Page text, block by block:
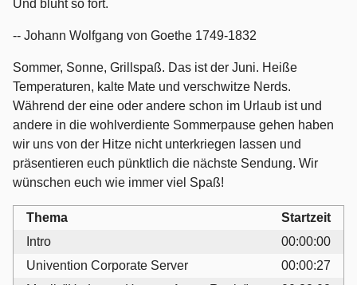
Und blüht so fort.
-- Johann Wolfgang von Goethe 1749-1832
Sommer, Sonne, Grillspaß. Das ist der Juni. Heiße
Temperaturen, kalte Mate und verschwitze Nerds.
Während der eine oder andere schon im Urlaub ist und
andere in die wohlverdiente Sommerpause gehen haben
wir uns von der Hitze nicht unterkriegen lassen und
präsentieren euch pünktlich die nächste Sendung. Wir
wünschen euch wie immer viel Spaß!
Thema
Startzeit
Intro
00:00:00
Univention Corporate Server
00:00:27